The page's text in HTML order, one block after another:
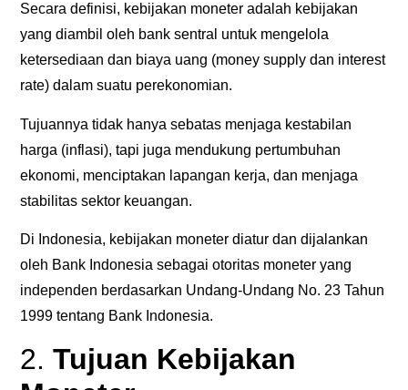
Secara definisi, kebijakan moneter adalah kebijakan
yang diambil oleh bank sentral untuk mengelola
ketersediaan dan biaya uang (money supply dan interest
rate) dalam suatu perekonomian.
Tujuannya tidak hanya sebatas menjaga kestabilan
harga (inflasi), tapi juga mendukung pertumbuhan
ekonomi, menciptakan lapangan kerja, dan menjaga
stabilitas sektor keuangan.
Di Indonesia, kebijakan moneter diatur dan dijalankan
oleh Bank Indonesia sebagai otoritas moneter yang
independen berdasarkan Undang-Undang No. 23 Tahun
1999 tentang Bank Indonesia.
2.Tujuan Kebijakan